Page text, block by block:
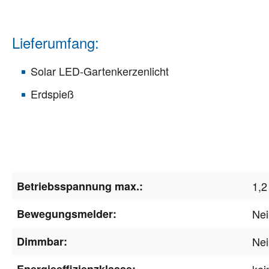
Lieferumfang:
Solar LED-Gartenkerzenlicht
Erdspieß
Betriebsspannung max.:
Bewegungsmelder:
Dimmbar: